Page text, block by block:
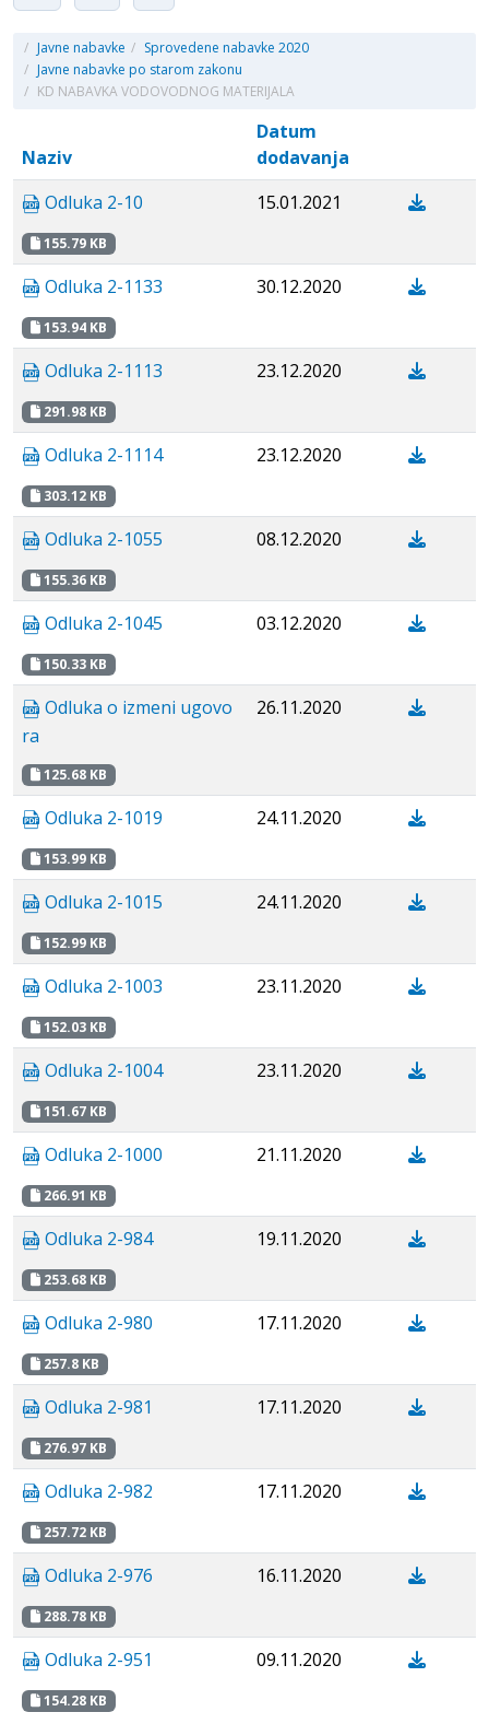
/ Javne nabavke / Sprovedene nabavke 2020
/ Javne nabavke po starom zakonu
/ KD NABAVKA VODOVODNOG MATERIJALA
Naziv
Datum
dodavanja
Odluka 2-10
155.79 KB
15.01.2021
Odluka 2-1133
153.94 KB
30.12.2020
Odluka 2-1113
291.98 KB
23.12.2020
Odluka 2-1114
303.12 KB
23.12.2020
Odluka 2-1055
155.36 KB
08.12.2020
Odluka 2-1045
150.33 KB
03.12.2020
Odluka o izmeni ugovo
ra
125.68 KB
26.11.2020
Odluka 2-1019
153.99 KB
24.11.2020
Odluka 2-1015
152.99 KB
24.11.2020
Odluka 2-1003
152.03 KB
23.11.2020
Odluka 2-1004
151.67 KB
23.11.2020
Odluka 2-1000
266.91 KB
21.11.2020
Odluka 2-984
253.68 KB
19.11.2020
Odluka 2-980
257.8 KB
17.11.2020
Odluka 2-981
276.97 KB
17.11.2020
Odluka 2-982
257.72 KB
17.11.2020
Odluka 2-976
288.78 KB
16.11.2020
Odluka 2-951
154.28 KB
09.11.2020